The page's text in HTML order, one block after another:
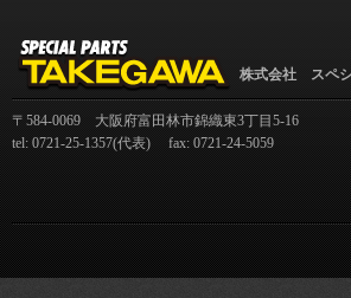
株式会社 スペシ
〒584-0069 大阪府富田林市錦織東3丁目5-16
tel: 0721-25-1357(代表) fax: 0721-24-5059